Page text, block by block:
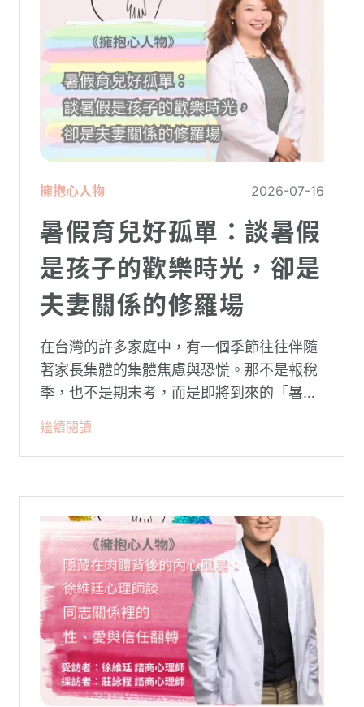
擁抱心人物 2026-07-16
暑假育兒好孤單：談暑假
是孩子的歡樂時光，卻是
夫妻關係的修羅場
在台灣的許多家庭中，有一個季節往往伴隨
著家長集體的集體焦慮與恐慌。那不是報稅
季，也不是期末考，而是即將到來的「暑
家庭，原本由學校與安親班代勞的照顧責
任，瞬間全數倒回家庭系統之內。對許多父
繼續閱讀